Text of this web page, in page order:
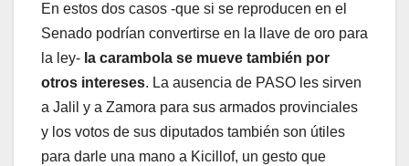
En estos dos casos -que si se reproducen en el
Senado podrían convertirse en la llave de oro para
la ley- la carambola se mueve también por
otros intereses. La ausencia de PASO les sirven
a Jalil y a Zamora para sus armados provinciales
y los votos de sus diputados también son útiles
para darle una mano a Kicillof, un gesto que